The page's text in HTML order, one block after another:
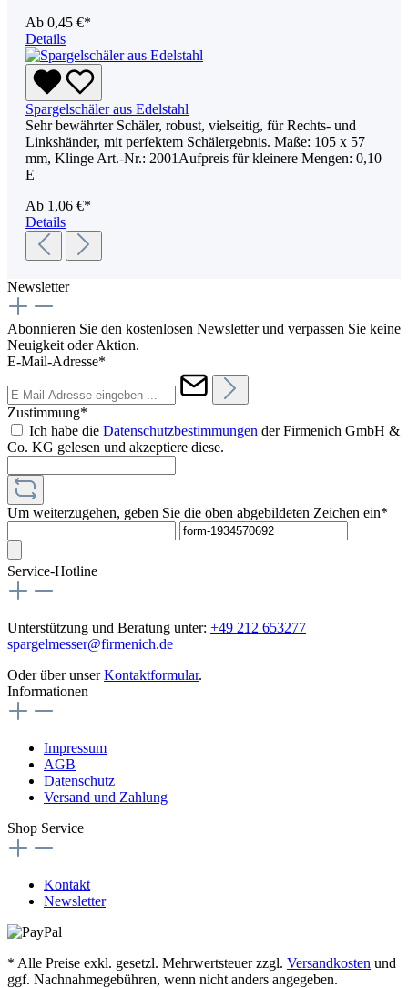
Ab 0,45 €*
Details
Spargelschäler aus Edelstahl
Sehr bewährter Schäler, robust, vielseitig, für Rechts- und
Linkshänder, mit perfektem Schälergebnis. Maße: 105 x 57
mm, Klinge Art.-Nr.: 2001Aufpreis für kleinere Mengen: 0,10
E
Ab 1,06 €*
Details
Newsletter
Abonnieren Sie den kostenlosen Newsletter und verpassen Sie keine
Neuigkeit oder Aktion.
E-Mail-Adresse*
Zustimmung*
Ich habe die Datenschutzbestimmungen der Firmenich GmbH &
Co. KG gelesen und akzeptiere diese.
Um weiterzugehen, geben Sie die oben abgebildeten Zeichen ein*
Service-Hotline
Unterstützung und Beratung unter: +49 212 653277
spargelmesser@firmenich.de
Oder über unserKontaktformular.
Informationen
Impressum
AGB
Datenschutz
Versand und Zahlung
Shop Service
Kontakt
Newsletter
* Alle Preise exkl. gesetzl. Mehrwertsteuer zzgl. Versandkosten und
ggf. Nachnahmegebühren, wenn nicht anders angegeben.